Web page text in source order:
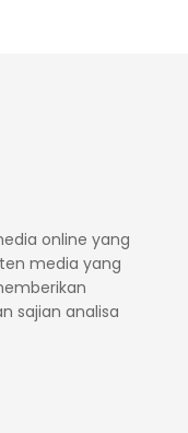
online yang
media yang
sajian analisa